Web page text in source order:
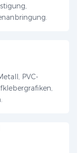
PVC-